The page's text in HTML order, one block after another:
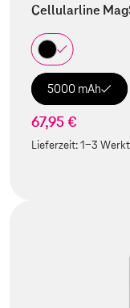
Cellularline
5000 mAh
67,95 €
Lieferzeit:1-3